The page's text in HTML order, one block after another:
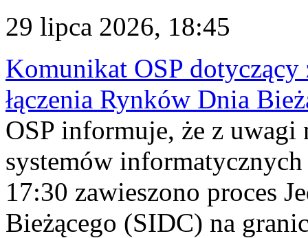
29 lipca 2026, 18:45
Komunikat OSP dotyczący
łączenia Rynków Dnia
OSP informuje, że z uwagi
systemów
17:30 zawieszono proces
Bieżącego (SIDC) na